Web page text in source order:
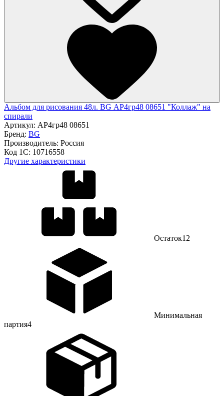
Альбом для рисования 48л. BG АР4гр48 08651 "Коллаж" на
спирали
Артикул: АР4гр48 08651
Бренд: BG
Производитель: Россия
Код 1С: 10716558
Другие характеристики
Остаток12
Минимальная
партия4